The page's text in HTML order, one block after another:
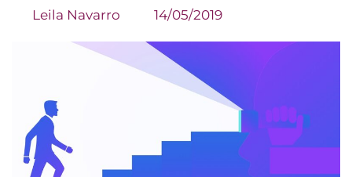
Leila Navarro 14/05/2019